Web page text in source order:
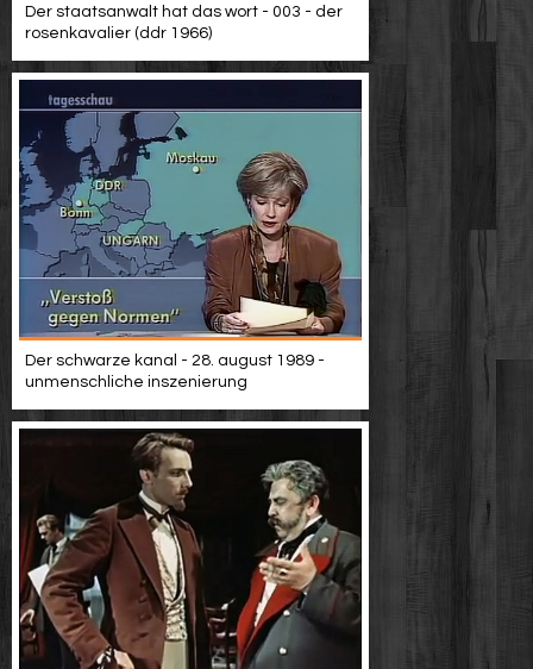
Der staatsanwalt hat das wort - 003 - der
rosenkavalier (ddr 1966)
Der schwarze kanal - 28. august 1989 -
unmenschliche inszenierung